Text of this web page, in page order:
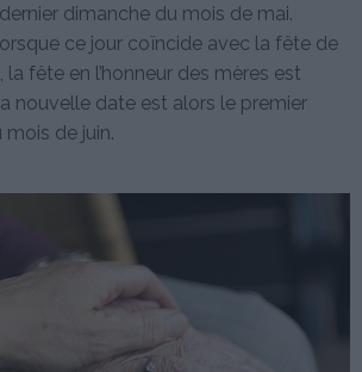
dimanche du mois de mai.
ce jour coïncide avec la fête de
fête en l’honneur des mères est
nouvelle date est alors le premier
de juin.